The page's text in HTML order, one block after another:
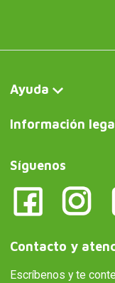
Ayuda
Información
Síguenos
Contacto y
Escríbenos y te